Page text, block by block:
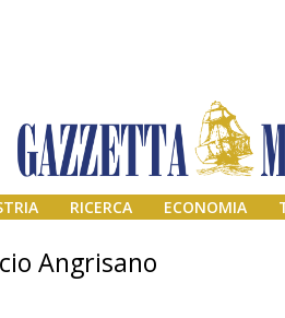
RICERCA ECONOMIA
Angrisano